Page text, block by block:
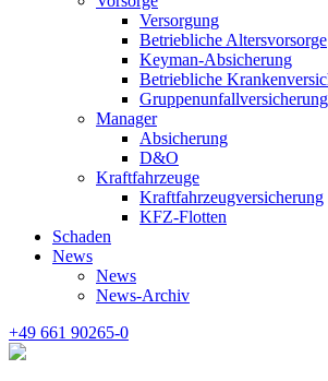
Versorgung
Betriebliche Altersvorsorge
Keyman-Absicherung
Betriebliche
Gruppenunfallversicherung
Manager
Absicherung
D&O
Kraftfahrzeuge
Kraftfahrzeugversicherung
KFZ-Flotten
Schaden
News
News
News-Archiv
+49 661 90265-0